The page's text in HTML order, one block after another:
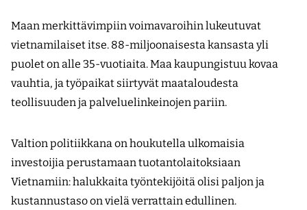
Maan merkittävimpiin voimavaroihin lukeutuvat
vietnamilaiset itse. 88-miljoonaisesta kansasta yli
puolet on alle 35-vuotiaita. Maa kaupungistuu kovaa
vauhtia, ja työpaikat siirtyvät maataloudesta
teollisuuden ja palveluelinkeinojen pariin.
Valtion politiikkana on houkutella ulkomaisia
investoijia perustamaan tuotantolaitoksiaan
Vietnamiin: halukkaita työntekijöitä olisi paljon ja
kustannustaso on vielä verrattain edullinen.